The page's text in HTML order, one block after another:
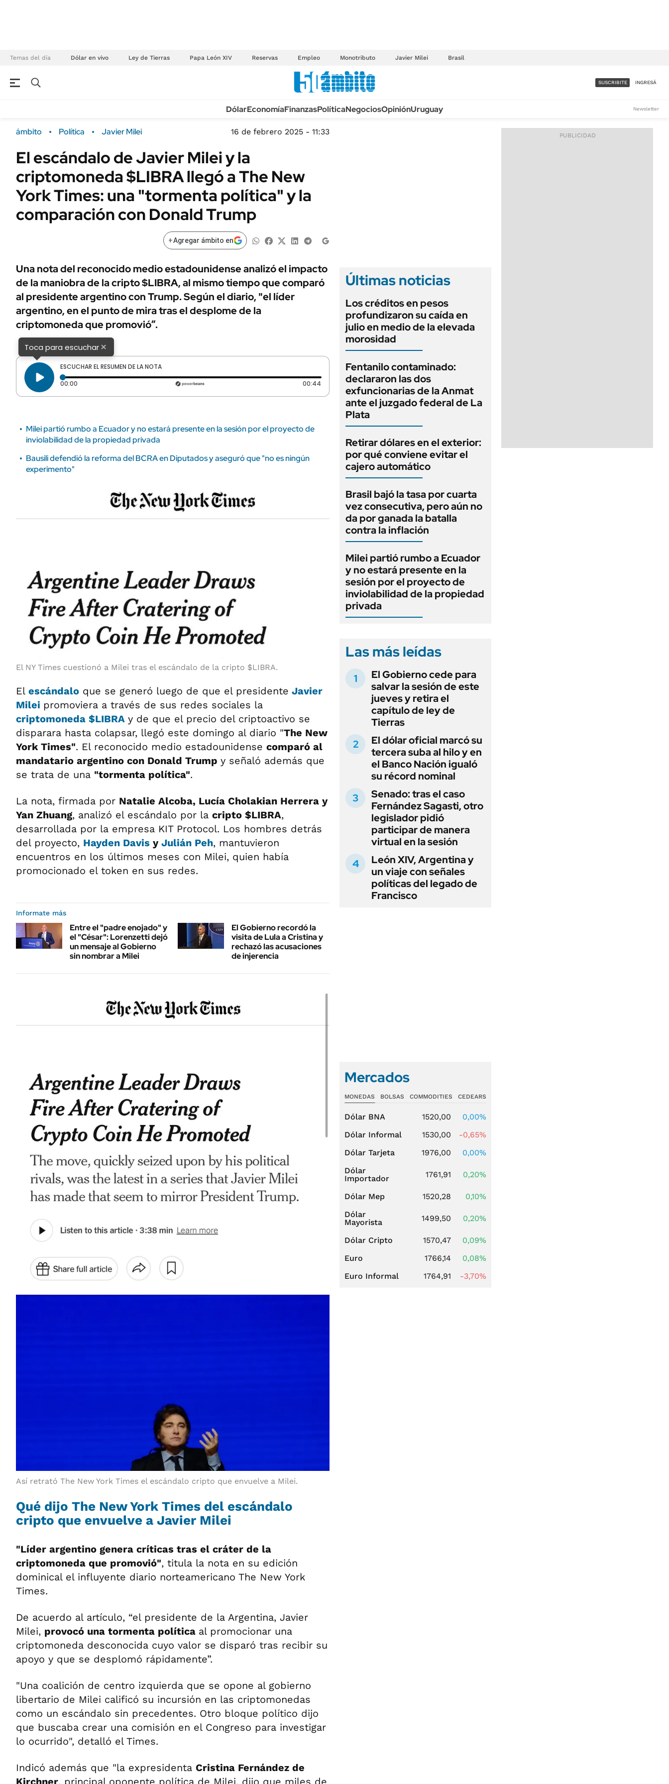
Temas del día Dólar en vivo Ley de Tierras Papa León XIV Reservas Empleo Monotributo Javier Milei Brasil
Campo
FINANZAS
Dólar
ÁMBITO DEBATE
Sustentabilidad
Seguros
POLÍTICA
Nacional
Municipios
TECNOLOGÍA
MÉXICO
INFORMACIÓN GENERAL
ESPECTÁCULOS
AUTOS
ACCESO FULL - $1.800/MES
SUSCRIBITE INGRESÁ
DólarEconomíaFinanzasPolíticaNegociosOpiniónUruguay Newsletter
ámbito Política Javier Milei 16 de febrero 2025 - 11:33
El escándalo de Javier Milei y la
criptomoneda $LIBRA llegó a The New
York Times: una "tormenta política" y la
comparación con Donald Trump
+Agregar ámbito en
Una nota del reconocido medio estadounidense analizó el impacto
de la maniobra de la cripto $LIBRA, al mismo tiempo que comparó
al presidente argentino con Trump. Según el diario, "el líder
argentino, en el punto de mira tras el desplome de la
criptomoneda que promovió”.
Toca para escuchar×
ESCUCHAR EL RESUMEN DE LA NOTA
00:00 Tiempo transcurrido: 0 segundos 00:44 Duración: 44 segundos
Milei partió rumbo a Ecuador y no estará presente en la sesión por el proyecto de
inviolabilidad de la propiedad privada
Bausili defendió la reforma del BCRA en Diputados y aseguró que "no es ningún
experimento"
El NY Times cuestionó a Milei tras el escándalo de la cripto $LIBRA.
El escándalo que se generó luego de que el presidente Javier
Milei promoviera a través de sus redes sociales la
criptomoneda $LIBRA y de que el precio del criptoactivo se
disparara hasta colapsar, llegó este domingo al diario "The New
York Times". El reconocido medio estadounidense comparó al
mandatario argentino con Donald Trump y señaló además que
se trata de una "tormenta política".
La nota, firmada por Natalie Alcoba, Lucía Cholakian Herrera y
Yan Zhuang, analizó el escándalo por la cripto $LIBRA,
desarrollada por la empresa KIT Protocol. Los hombres detrás
del proyecto, Hayden Davis y Julián Peh, mantuvieron
encuentros en los últimos meses con Milei, quien había
promocionado el token en sus redes.
Informate más
Entre el "padre enojado" y
el "César": Lorenzetti dejó
un mensaje al Gobierno
sin nombrar a Milei
El Gobierno recordó la
visita de Lula a Cristina y
rechazó las acusaciones
de injerencia
Así retrató The New York Times el escándalo cripto que envuelve a Milei.
Qué dijo The New York Times del escándalo
cripto que envuelve a Javier Milei
"Líder argentino genera críticas tras el cráter de la
criptomoneda que promovió", titula la nota en su edición
dominical el influyente diario norteamericano The New York
Times.
De acuerdo al artículo, “el presidente de la Argentina, Javier
Milei, provocó una tormenta política al promocionar una
criptomoneda desconocida cuyo valor se disparó tras recibir su
apoyo y que se desplomó rápidamente”.
"Una coalición de centro izquierda que se opone al gobierno
libertario de Milei calificó su incursión en las criptomonedas
como un escándalo sin precedentes. Otro bloque político dijo
que buscaba crear una comisión en el Congreso para investigar
lo ocurrido", detalló el Times.
Indicó además que "la expresidenta Cristina Fernández de
Kirchner, principal oponente política de Milei, dijo que miles de
Últimas noticias
Los créditos en pesos
profundizaron su caída en
julio en medio de la elevada
morosidad
Fentanilo contaminado:
declararon las dos
exfuncionarias de la Anmat
ante el juzgado federal de La
Plata
Retirar dólares en el exterior:
por qué conviene evitar el
cajero automático
Brasil bajó la tasa por cuarta
vez consecutiva, pero aún no
da por ganada la batalla
contra la inflación
Milei partió rumbo a Ecuador
y no estará presente en la
sesión por el proyecto de
inviolabilidad de la propiedad
privada
Las más leídas
El Gobierno cede para
salvar la sesión de este
jueves y retira el
capítulo de ley de
Tierras
El dólar oficial marcó su
tercera suba al hilo y en
el Banco Nación igualó
su récord nominal
Senado: tras el caso
Fernández Sagasti, otro
legislador pidió
participar de manera
virtual en la sesión
León XIV, Argentina y
un viaje con señales
políticas del legado de
Francisco
Mercados
MONEDAS BOLSAS COMMODITIES CEDEARS
Dólar BNA 1520,00
0,00%
Dólar Informal
1530,00
-0,65%
Dólar Tarjeta
1976,00
0,00%
Dólar
Importador
1761,91 0,20%
Dólar Mep 1520,28
0,10%
Dólar
Mayorista
1499,50 0,20%
Dólar Cripto 1570,47
0,09%
Euro
1766,14
0,08%
Euro Informal
1764,91 -3,70%